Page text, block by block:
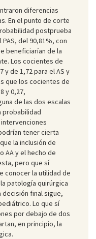
diferencias
En el punto de corte
postprueba
del 90,81%, con
beneficiarían de la
Los cocientes de
de 1,72 para el AS y
que los cocientes de
y 0,27,
de las dos escalas
probabilidad
tener cierta
la inclusión de
AA y el hecho de
pero que sí
conocer la utilidad de
patología quirúrgica
decisión final sigue,
Lo que sí
por debajo de dos
en principio, la